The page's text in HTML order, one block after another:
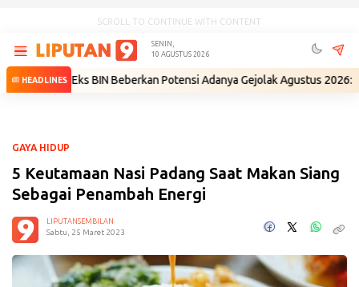
SCROLL TO CONTINUE WITH CONTENT
SENIN,
10 AGUSTUS 2026
HEADLINES
• Eks BIN Beberkan Potensi Adanya Gejolak Agustus 2026: Masuk
GAYA HIDUP
5 Keutamaan Nasi Padang Saat Makan Siang
Sebagai Penambah Energi
LIPUTANSEMBILAN
Sabtu, 25 Maret 2023